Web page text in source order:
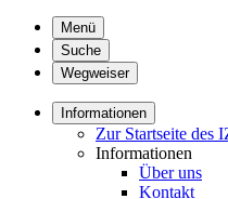
Menü
Suche
Wegweiser
Informationen
Zur Startseite des
Informationen
Über uns
Kontakt